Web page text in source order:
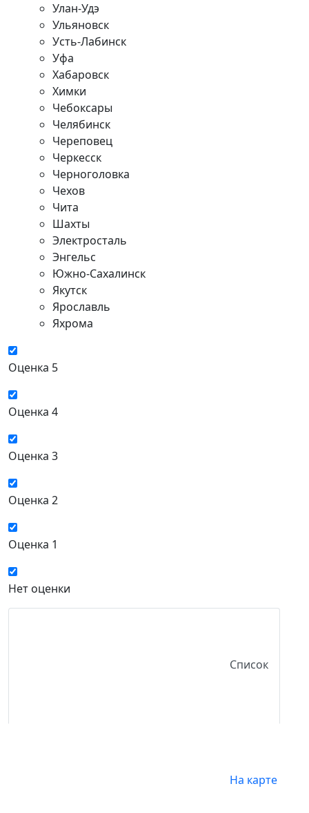
Улан-Удэ
Ульяновск
Усть-Лабинск
Уфа
Хабаровск
Химки
Чебоксары
Челябинск
Череповец
Черкесск
Черноголовка
Чехов
Чита
Шахты
Электросталь
Энгельс
Южно-Сахалинск
Якутск
Ярославль
Яхрома
Оценка 5
Оценка 4
Оценка 3
Оценка 2
Оценка 1
Нет оценки
Список
На карте